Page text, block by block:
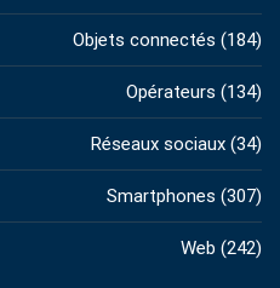
Objets connectés (184)
Opérateurs (134)
Réseaux sociaux (34)
Smartphones (307)
Web (242)